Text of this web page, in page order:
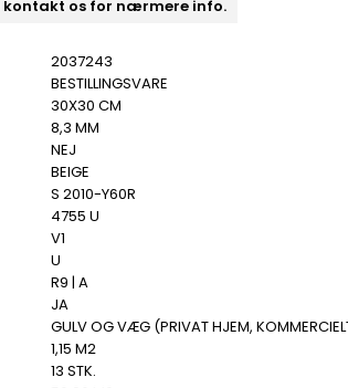
kontakt os for nærmere info.
2037243
BESTILLINGSVARE
30X30 CM
8,3 MM
NEJ
BEIGE
S 2010-Y60R
4755 U
V1
U
R9 | A
JA
GULV OG VÆG (PRIVAT HJEM,
1,15 M2
13 STK.